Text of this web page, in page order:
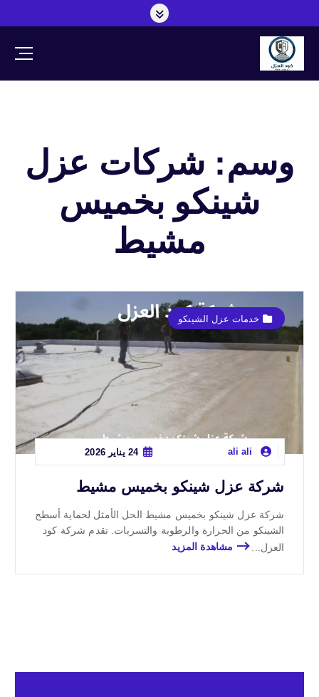
وسم: شركات عزل
شينكو بخميس
مشيط
ali ali 24 يناير 2026
خدمات عزل الشينكو
شركة عزل شينكو بخميس مشيط
شركة عزل شينكو بخميس مشيط الحل الأمثل لحماية أسطح
الشينكو من الحرارة والرطوبة والتسربات. تقدم شركة كود
العزل...
مشاهدة المزيد